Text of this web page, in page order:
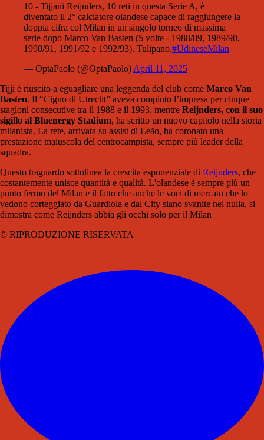
10 - Tijjani Reijnders, 10 reti in questa Serie A, è
diventato il 2° calciatore olandese capace di raggiungere la
doppia cifra col Milan in un singolo torneo di massima
serie dopo Marco Van Basten (5 volte - 1988/89, 1989/90,
1990/91, 1991/92 e 1992/93). Tulipano.#UdineseMilan
— OptaPaolo (@OptaPaolo) April 11, 2025
Tijji è riuscito a eguagliare una leggenda del club come Marco Van
Basten. Il “Cigno di Utrecht” aveva compiuto l’impresa per cinque
stagioni consecutive tra il 1988 e il 1993, mentre Reijnders, con il suo
sigillo al Bluenergy Stadium, ha scritto un nuovo capitolo nella storia
milanista. La rete, arrivata su assist di Leão, ha coronato una
prestazione maiuscola del centrocampista, sempre più leader della
squadra.
Questo traguardo sottolinea la crescita esponenziale di Reijnders, che
costantemente unisce quantità e qualità. L'olandese è sempre più un
punto fermo del Milan e il fatto che anche le voci di mercato che lo
vedono corteggiato da Guardiola e dal City siano svanite nel nulla, si
dimostra come Reijnders abbia gli occhi solo per il Milan
© RIPRODUZIONE RISERVATA